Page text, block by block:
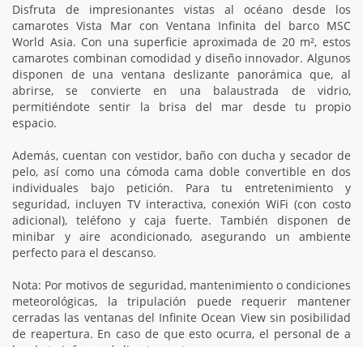
Disfruta de impresionantes vistas al océano desde los
camarotes Vista Mar con Ventana Infinita del barco MSC
World Asia. Con una superficie aproximada de 20 m², estos
camarotes combinan comodidad y diseño innovador. Algunos
disponen de una ventana deslizante panorámica que, al
abrirse, se convierte en una balaustrada de vidrio,
permitiéndote sentir la brisa del mar desde tu propio
espacio.
Además, cuentan con vestidor, baño con ducha y secador de
pelo, así como una cómoda cama doble convertible en dos
individuales bajo petición. Para tu entretenimiento y
seguridad, incluyen TV interactiva, conexión WiFi (con costo
adicional), teléfono y caja fuerte. También disponen de
minibar y aire acondicionado, asegurando un ambiente
perfecto para el descanso.
Nota: Por motivos de seguridad, mantenimiento o condiciones
meteorológicas, la tripulación puede requerir mantener
cerradas las ventanas del Infinite Ocean View sin posibilidad
de reapertura. En caso de que esto ocurra, el personal de a